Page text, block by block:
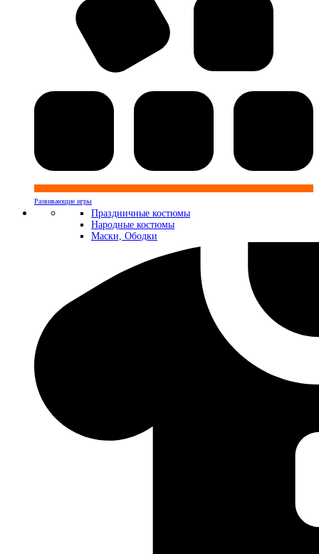
Развивающие игры
Праздничные костюмы
Народные костюмы
Маски, Ободки